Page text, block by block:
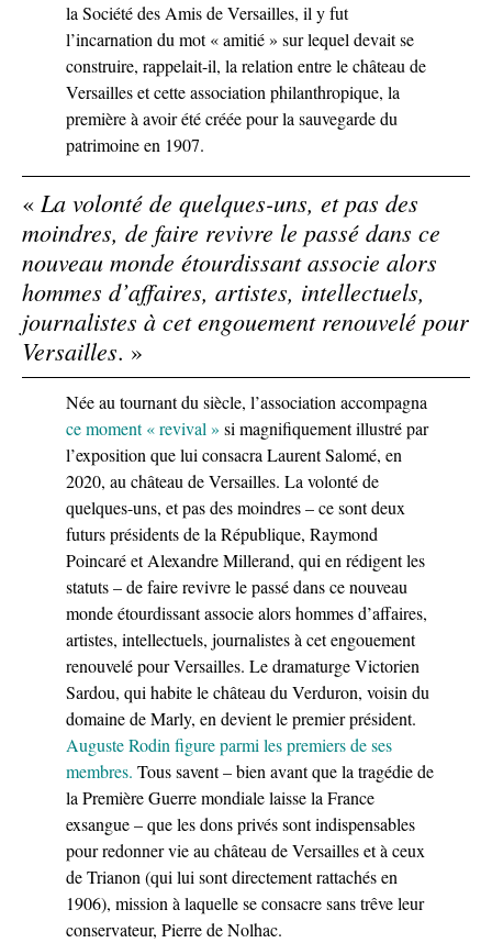
la Société des Amis de Versailles, il y fut
l’incarnation du mot « amitié » sur lequel devait se
construire, rappelait-il, la relation entre le château de
Versailles et cette association philanthropique, la
première à avoir été créée pour la sauvegarde du
patrimoine en 1907.
« La volonté de quelques-uns, et pas des
moindres, de faire revivre le passé dans ce
nouveau monde étourdissant associe alors
hommes d’affaires, artistes, intellectuels,
journalistes à cet engouement renouvelé pour
Versailles. »
Née au tournant du siècle, l’association accompagna
ce moment « revival » si magnifiquement illustré par
l’exposition que lui consacra Laurent Salomé, en
2020, au château de Versailles. La volonté de
quelques-uns, et pas des moindres – ce sont deux
futurs présidents de la République, Raymond
Poincaré et Alexandre Millerand, qui en rédigent les
statuts – de faire revivre le passé dans ce nouveau
monde étourdissant associe alors hommes d’affaires,
artistes, intellectuels, journalistes à cet engouement
renouvelé pour Versailles. Le dramaturge Victorien
Sardou, qui habite le château du Verduron, voisin du
domaine de Marly, en devient le premier président.
Auguste Rodin figure parmi les premiers de ses
membres. Tous savent – bien avant que la tragédie de
la Première Guerre mondiale laisse la France
exsangue – que les dons privés sont indispensables
pour redonner vie au château de Versailles et à ceux
de Trianon (qui lui sont directement rattachés en
1906), mission à laquelle se consacre sans trêve leur
conservateur, Pierre de Nolhac.